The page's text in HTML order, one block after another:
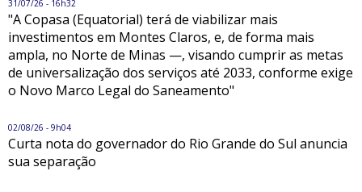
31/07/26 - 16h32
"A Copasa (Equatorial) terá de viabilizar mais
investimentos em Montes Claros, e, de forma mais
ampla, no Norte de Minas —, visando cumprir as metas
de universalização dos serviços até 2033, conforme exige
o Novo Marco Legal do Saneamento"
02/08/26 - 9h04
Curta nota do governador do Rio Grande do Sul anuncia
sua separação